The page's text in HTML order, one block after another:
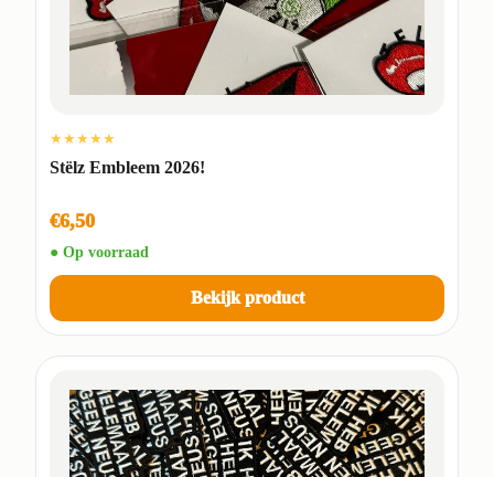
★★★★★
Stëlz Embleem 2026!
€6,50
● Op voorraad
Bekijk product